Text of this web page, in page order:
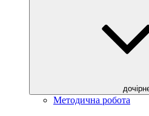
Методична робота